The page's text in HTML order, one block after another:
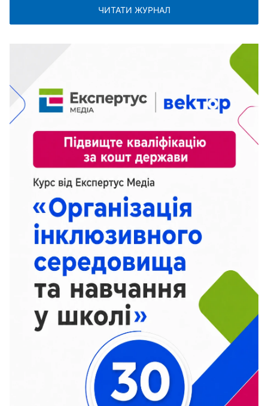
ЧИТАТИ ЖУРНАЛ